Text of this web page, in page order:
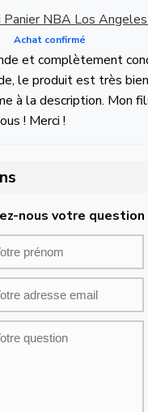
Panier NBA Los
Achat confirmé
et complètement
le produit est très
à la description. Mon
! Merci !
nous votre question